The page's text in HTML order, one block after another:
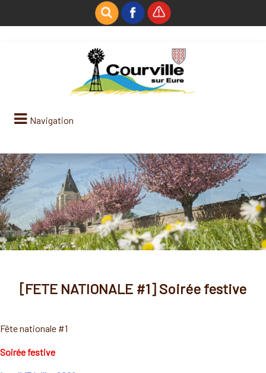
Navigation
[FETE NATIONALE #1] Soirée festive
Fête nationale #1
Soirée festive